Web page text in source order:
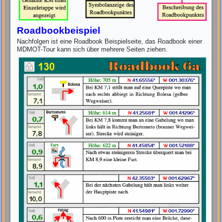
Roadbookbeispiel
Nachfolgen ist eine Roadbook Beispielseite, das Roadbook einer
MDMOT-Tour kann sich über mehrere Seiten ziehen.